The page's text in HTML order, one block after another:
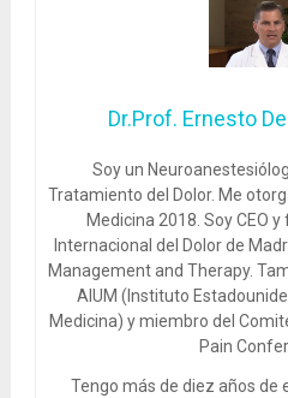
Dr.Prof. Ernesto
Soy un
Tratamiento del Dolor. Me
Medicina 2018. Soy CEO
Internacional del Dolor de
Management and Therapy.
AIUM (Instituto
Medicina) y miembro del
Pain
Tengo más de diez años de